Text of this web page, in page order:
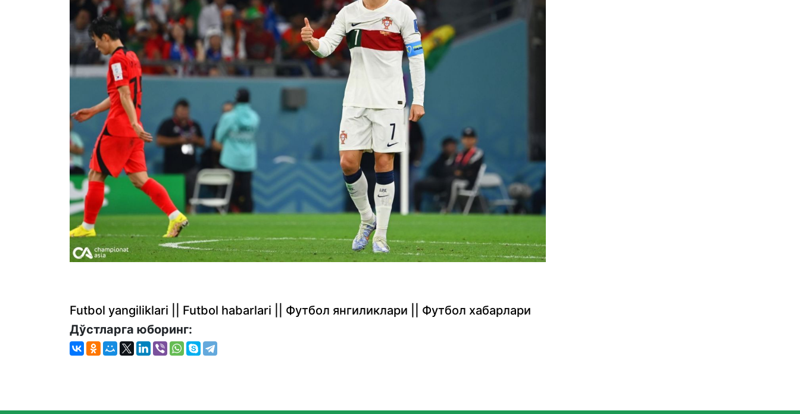
Futbol yangiliklari || Futbol habarlari || Футбол янгиликлари || Футбол хабарлари
Дўстларга юборинг: